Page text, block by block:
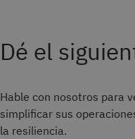
Dé el
Hable con nosotros para
simplificar sus
la resiliencia.